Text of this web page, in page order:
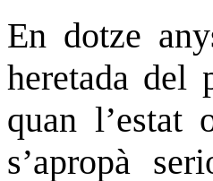
En dotze
heretada del
quan l’estat
s’apropà